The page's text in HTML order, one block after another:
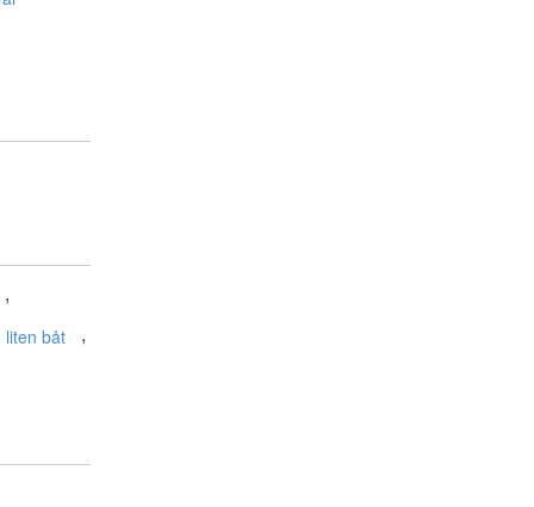
,
liten båt ,